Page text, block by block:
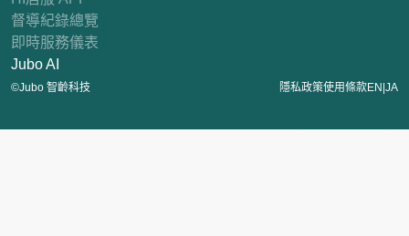
督導紀錄總覽
即時服務儀表
Jubo AI
©Jubo 智齡科技 隱私政策使用條款EN |JA